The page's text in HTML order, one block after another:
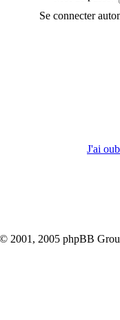
Se connecter
J'ai
© 2001, 2005 phpBB